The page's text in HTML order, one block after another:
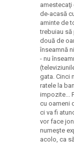
amestecaţi
de-acasă
aminte de
trebuiau să
două de
înseamnă
- nu
gata. Cinci
ratele la
impozite...
cu oameni
ci va fi
vor face
numeşte
acolo, ca